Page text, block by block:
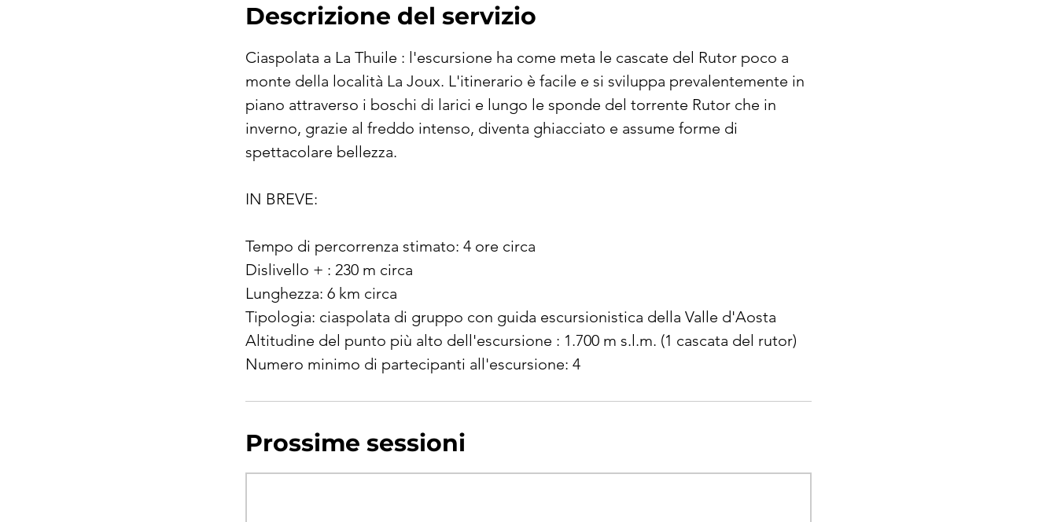
0
i
n
u
t
Descrizione del servizio
Ciaspolata a La Thuile : l'escursione ha come meta le cascate del Rutor poco a
monte della località La Joux. L'itinerario è facile e si sviluppa prevalentemente in
piano attraverso i boschi di larici e lungo le sponde del torrente Rutor che in
inverno, grazie al freddo intenso, diventa ghiacciato e assume forme di
spettacolare bellezza.
IN BREVE:
Tempo di percorrenza stimato: 4 ore circa
Dislivello + : 230 m circa
Lunghezza: 6 km circa
Tipologia: ciaspolata di gruppo con guida escursionistica della Valle d'Aosta
Altitudine del punto più alto dell'escursione : 1.700 m s.l.m. (1 cascata del rutor)
Prossime sessioni